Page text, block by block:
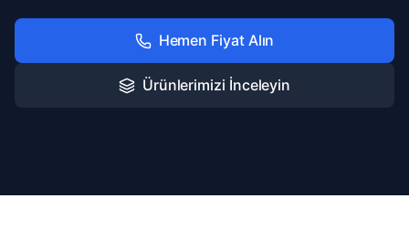
Hemen Fiyat Alın
Ürünlerimizi İnceleyin